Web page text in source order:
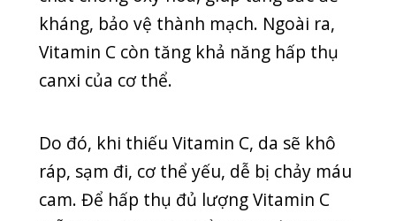
Mẹ bầu nên liên hệ ngay với bác sĩ sản
khoa để được khám, theo dõi và điều
trị. Điều này giúp bảo vệ sức khỏe của